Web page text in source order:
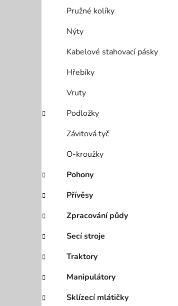
Pružné kolíky
Nýty
Kabelové stahovací pásky
Hřebíky
Vruty
Podložky
Závitová tyč
O-kroužky
Pohony
Přívěsy
Zpracování půdy
Secí stroje
Traktory
Manipulátory
Sklízecí mlátičky